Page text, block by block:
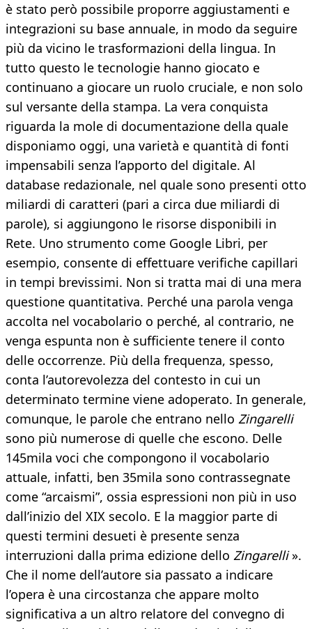
è stato però possibile proporre aggiustamenti e
integrazioni su base annuale, in modo da seguire
più da vicino le trasformazioni della lingua. In
tutto questo le tecnologie hanno giocato e
continuano a giocare un ruolo cruciale, e non solo
sul versante della stampa. La vera conquista
riguarda la mole di documentazione della quale
disponiamo oggi, una varietà e quantità di fonti
impensabili senza l’apporto del digitale. Al
database redazionale, nel quale sono presenti otto
miliardi di caratteri (pari a circa due miliardi di
parole), si aggiungono le risorse disponibili in
Rete. Uno strumento come Google Libri, per
esempio, consente di effettuare verifiche capillari
in tempi brevissimi. Non si tratta mai di una mera
questione quantitativa. Perché una parola venga
accolta nel vocabolario o perché, al contrario, ne
venga espunta non è sufficiente tenere il conto
delle occorrenze. Più della frequenza, spesso,
conta l’autorevolezza del contesto in cui un
determinato termine viene adoperato. In generale,
comunque, le parole che entrano nello Zingarelli
sono più numerose di quelle che escono. Delle
145mila voci che compongono il vocabolario
attuale, infatti, ben 35mila sono contrassegnate
come “arcaismi”, ossia espressioni non più in uso
dall’inizio del XIX secolo. E la maggior parte di
questi termini desueti è presente senza
interruzioni dalla prima edizione dello Zingarelli».
Che il nome dell’autore sia passato a indicare
l’opera è una circostanza che appare molto
significativa a un altro relatore del convegno di